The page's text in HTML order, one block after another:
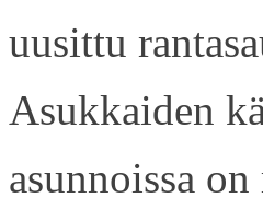
uusittu
Asukkaiden
asunnoissa